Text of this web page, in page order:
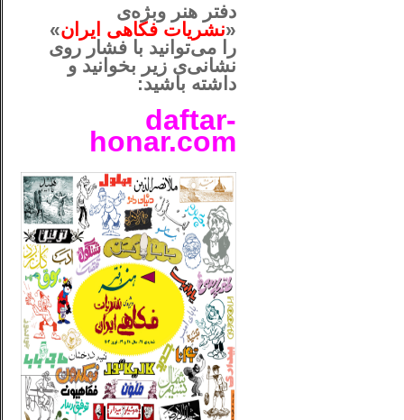
دفتر هنر وبژه‌ی
«نشریات فکاهی ایران»
را می‌توانید با فشار روی
نشانی‌ی زیر بخوانید و
داشته باشید:
daftar-
honar.com